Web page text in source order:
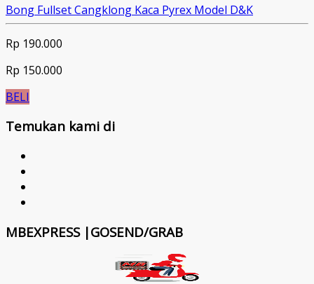
Bong Fullset Cangklong Kaca Pyrex Model D&K
Rp 190.000
Rp 150.000
BELI
Temukan kami di
MBEXPRESS |GOSEND/GRAB